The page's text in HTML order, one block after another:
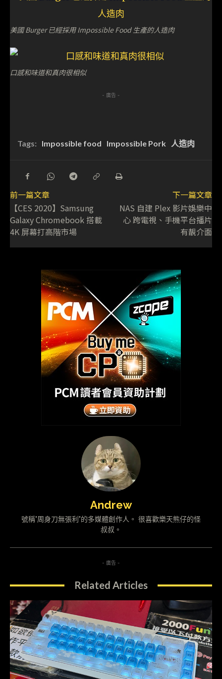
美國 Burger 已經採用 Impossible Food 生產的人造肉
口感和味道和真肉很相似
- 廣告 -
Tags: Impossible food Impossible Pork 人造肉
前一篇文章
【CES 2020】Samsung
Galaxy Chromebook 搭載
4K 屏幕打高階市場
下一篇文章
NAS 自建 Plex 影片娛樂中
心 跨電視、手機平台播片
有靚介面
Andrew
號稱"周身刀無張利"的多媒體創作人。 很喜歡樂天熊仔的怪
叔叔。
- 廣告 -
Related Articles